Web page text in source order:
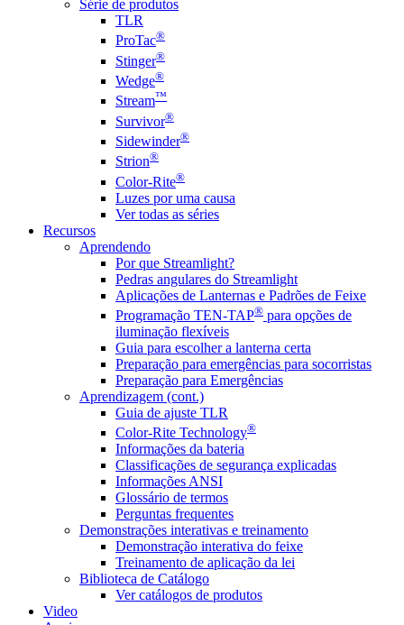
Série de produtos
TLR
ProTac®
Stinger®
Wedge®
Stream™
Survivor®
Sidewinder®
Strion®
Color-Rite®
Luzes por uma causa
Ver todas as séries
Recursos
Aprendendo
Por que Streamlight?
Pedras angulares do Streamlight
Aplicações de Lanternas e Padrões de Feixe
Programação TEN-TAP® para opções de
iluminação flexíveis
Guia para escolher a lanterna certa
Preparação para emergências para socorristas
Preparação para Emergências
Aprendizagem (cont.)
Guia de ajuste TLR
Color-Rite Technology®
Informações da bateria
Classificações de segurança explicadas
Informações ANSI
Glossário de termos
Perguntas frequentes
Demonstrações interativas e treinamento
Demonstração interativa do feixe
Treinamento de aplicação da lei
Biblioteca de Catálogo
Ver catálogos de produtos
Video